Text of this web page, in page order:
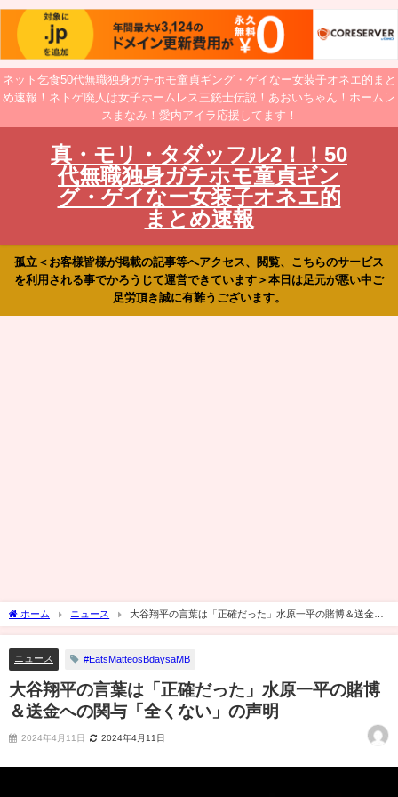
ネット乞食50代無職独身ガチホモ童貞ギング・ゲイなー女装子オネエ的まと
め速報！ネトゲ廃人は女子ホームレス三銃士伝説！あおいちゃん！ホームレ
スまなみ！愛内アイラ応援してます！
真・モリ・タダッフル2！！50
代無職独身ガチホモ童貞ギン
グ・ゲイなー女装子オネエ的
まとめ速報
孤立＜お客様皆様が掲載の記事等へアクセス、閲覧、こちらのサービス
を利用される事でかろうじて運営できています＞本日は足元が悪い中ご
足労頂き誠に有難うございます。
ホーム ニュース
大谷翔平の言葉は「正確だった」水原一平の賭博＆送金へ
の関与「全くない」の声明
ニュース #EatsMatteosBdaysaMB
大谷翔平の言葉は「正確だった」水原一平の賭博
＆送金への関与「全くない」の声明
2024年4月11日 2024年4月11日